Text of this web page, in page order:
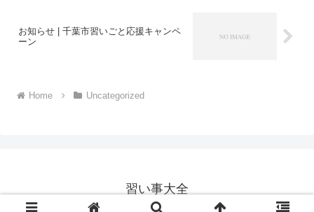
お知らせ | 千葉市習いごと応援キャンペ
ーン
Home Uncategorized
習い事大全
© 2020 習い事大全.